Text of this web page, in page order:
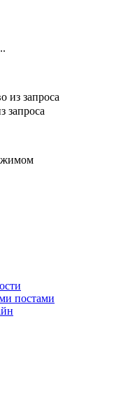
из запроса
запроса
постами